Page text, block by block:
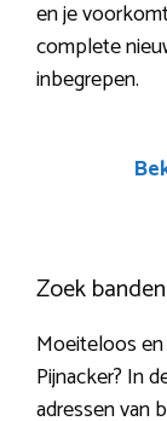
en je
complete
inbegrepen.
Zoek
Moeiteloos
Pijnacker? In
adressen van